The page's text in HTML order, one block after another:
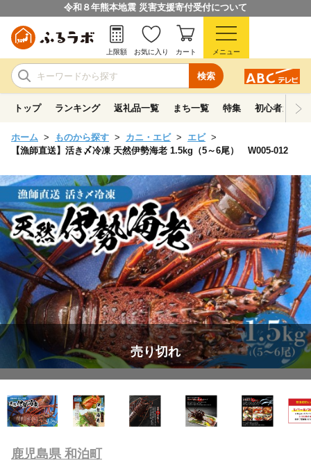
令和８年熊本地震 災害支援寄付受付について
検索
上限額 お気に入り カート メニュー
トップ ランキング 返礼品一覧 まち一覧 特集 初心者ガイド
ホーム ものから探す カニ・エビ
エビ
【漁師直送】活き〆冷凍 天然伊勢海老 1.5kg（5～6尾） W005-012
売り切れ
鹿児島県 和泊町